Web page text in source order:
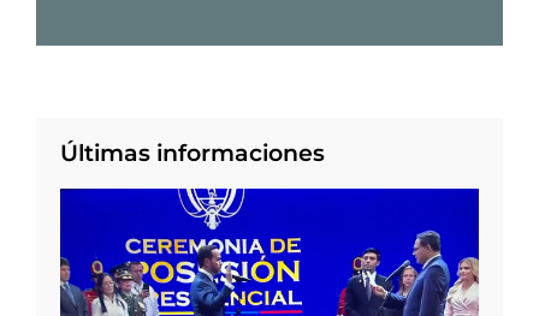
Últimas informaciones